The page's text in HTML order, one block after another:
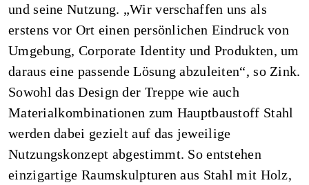
und seine Nutzung. „Wir verschaffen uns als
erstens vor Ort einen persönlichen Eindruck von
Umgebung, Corporate Identity und Produkten, um
daraus eine passende Lösung abzuleiten“, so Zink.
Sowohl das Design der Treppe wie auch
Materialkombinationen zum Hauptbaustoff Stahl
werden dabei gezielt auf das jeweilige
Nutzungskonzept abgestimmt. So entstehen
einzigartige Raumskulpturen aus Stahl mit Holz,